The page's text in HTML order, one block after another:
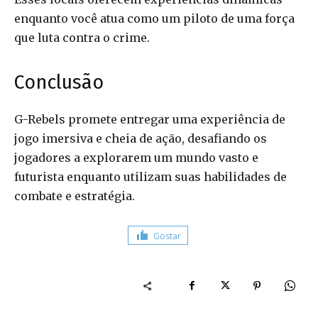
enquanto você atua como um piloto de uma força
que luta contra o crime.
Conclusão
G-Rebels promete entregar uma experiência de
jogo imersiva e cheia de ação, desafiando os
jogadores a explorarem um mundo vasto e
futurista enquanto utilizam suas habilidades de
combate e estratégia.
Gostar